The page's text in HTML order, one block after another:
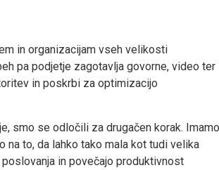
in organizacijam vseh velikosti
pa podjetje zagotavlja govorne, video ter
in poskrbi za optimizacijo
smo se odločili za drugačen korak. Imamo
to, da lahko tako mala kot tudi velika
in povečajo produktivnost